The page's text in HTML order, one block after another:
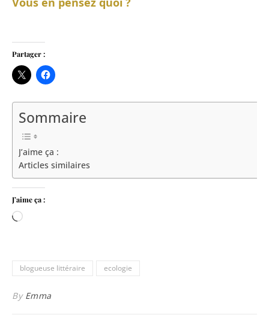
Partager :
Sommaire
J’aime ça :
Articles similaires
J’aime ça :
Chargement…
blogueuse littéraire ecologie
By Emma